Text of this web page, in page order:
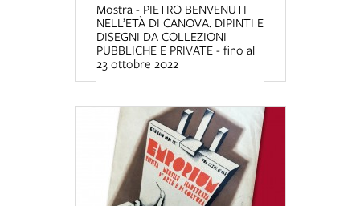
Mostra - PIETRO BENVENUTI
NELL’ETÀ DI CANOVA. DIPINTI E
DISEGNI DA COLLEZIONI
PUBBLICHE E PRIVATE - fino al
23 ottobre 2022